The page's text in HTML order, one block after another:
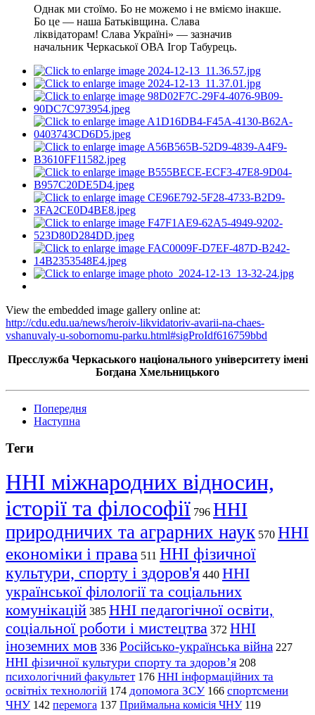
Однак ми стоїмо. Бо не можемо і не вміємо інакше.
Бо це — наша Батьківщина. Слава
ліквідаторам! Слава Україні» — зазначив
начальник Черкаської ОВА Ігор Табурець.
View the embedded image gallery online at:
http://cdu.edu.ua/news/heroiv-likvidatoriv-avarii-na-chaes-
vshanuvaly-u-sobornomu-parku.html#sigProIdf616759bbd
Пресслужба Черкаського національного університету імені
Богдана Хмельницького
Попередня
Наступна
Теги
ННІ міжнародних відносин,
історії та філософії 796 ННІ
природничих та аграрних наук 570 ННІ
економіки і права 511 ННІ фізичної
культури, спорту і здоров'я 440 ННІ
української філології та соціальних
комунікацій 385 ННІ педагогічної освіти,
соціальної роботи і мистецтва 372 ННІ
іноземних мов 336 Російсько-українська війна 227
ННІ фізичної культури спорту та здоров’я 208
психологічний факультет 176 ННІ інформаційних та
освітніх технологій 174 допомога ЗСУ 166 спортсмени
ЧНУ 142 перемога 137 Приймальна комісія ЧНУ 119